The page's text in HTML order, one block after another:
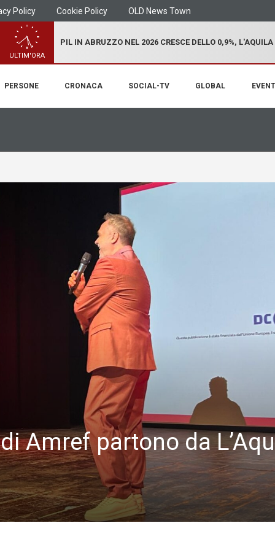
Policy Cookie Policy OLD News Town
ULTIM'ORA
PIL IN ABRUZZO NEL 2026 CRESCE DELLO 0,9%,
PERSONE CRONACA SOCIAL-TV GLOBAL
Amref partono da